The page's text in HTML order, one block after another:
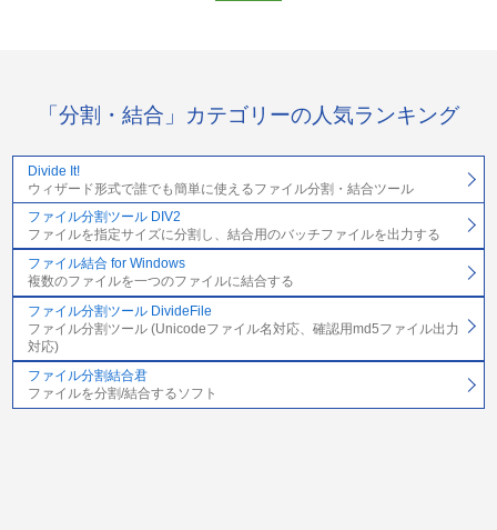
「分割・結合」カテゴリーの人気ランキング
Divide It!
ウィザード形式で誰でも簡単に使えるファイル分割・結合ツール
ファイル分割ツール DIV2
ファイルを指定サイズに分割し、結合用のバッチファイルを出力する
ファイル結合 for Windows
複数のファイルを一つのファイルに結合する
ファイル分割ツール DivideFile
ファイル分割ツール (Unicodeファイル名対応、確認用md5ファイル出力
対応)
ファイル分割結合君
ファイルを分割/結合するソフト